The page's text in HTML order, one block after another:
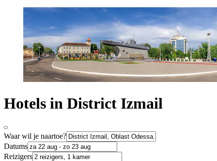
Hotels in District Izmail
Waar wil je naartoe?
Datums
Reizigers